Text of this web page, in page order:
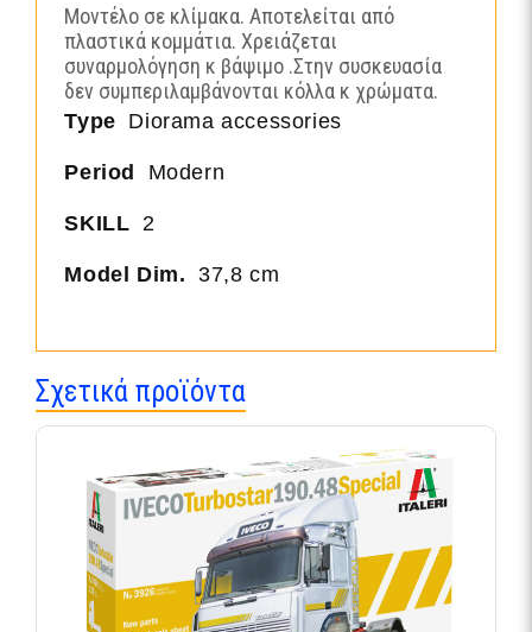
Section
for
Display
ποσότητα
Μοντέλο σε κλίμακα. Αποτελείται από
πλαστικά κομμάτια. Χρειάζεται
συναρμολόγηση κ βάψιμο .Στην συσκευασία
δεν συμπεριλαμβάνονται κόλλα κ χρώματα.
Type Diorama accessories
Period Modern
SKILL 2
Model Dim. 37,8 cm
Σχετικά προϊόντα